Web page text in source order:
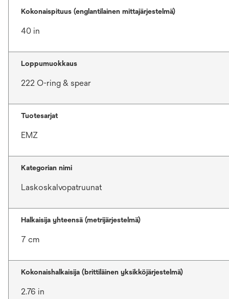
Kokonaispituus (englantilainen mittajärjestelmä)
40 in
Loppumuokkaus
222 O-ring & spear
Tuotesarjat
EMZ
Kategorian nimi
Laskoskalvopatruunat
Halkaisija yhteensä (metrijärjestelmä)
7 cm
Kokonaishalkaisija (brittiläinen yksikköjärjestelmä)
2.76 in